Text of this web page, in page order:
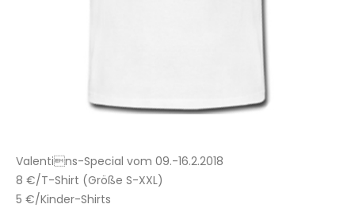
Valentins-Special vom 09.-16.2.2018
8 €/T-Shirt (Größe S-XXL)
5 €/Kinder-Shirts